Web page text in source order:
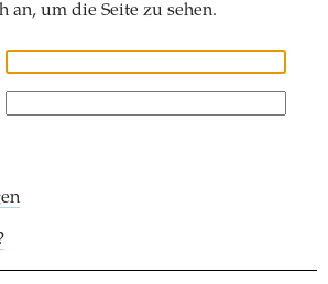
an, um die Seite zu sehen.